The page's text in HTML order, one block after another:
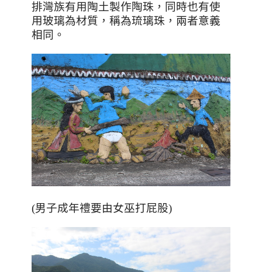
排灣族有用陶土製作陶珠，同時也有使
用玻璃為材質，稱為琉璃珠，兩者意義
相同。
(男子成年禮要由女巫打屁股)